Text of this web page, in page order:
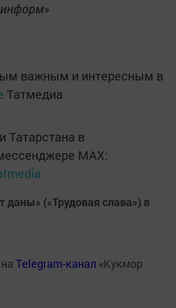
важным и интересным в
Татмедиа
Татарстана в
MАХ:
даны» («Трудовая слава») в
Telegram-канал «Кукмор